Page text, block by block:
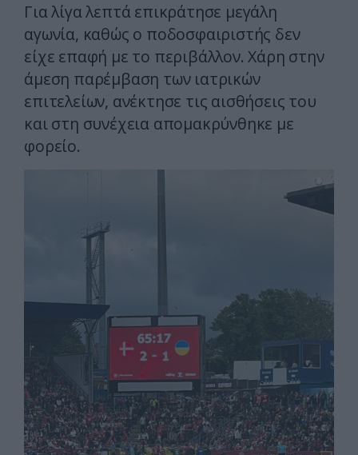
Για λίγα λεπτά επικράτησε μεγάλη
αγωνία, καθώς ο ποδοσφαιριστής δεν
είχε επαφή με το περιβάλλον. Χάρη στην
άμεση παρέμβαση των ιατρικών
επιτελείων, ανέκτησε τις αισθήσεις του
και στη συνέχεια απομακρύνθηκε με
φορείο.